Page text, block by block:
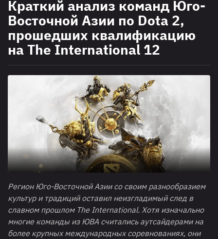
Краткий анализ команд Юго-
Восточной Азии по Dota 2,
прошедших квалификацию
на The International 12
Регион Юго-Восточной Азии со своим разнообразием
культур и традиций оставил неизгладимый след в
славном прошлом The International. Хотя изначально
многие команды из ЮВА считались аутсайдерами на
более крупных международных соревнованиях, они